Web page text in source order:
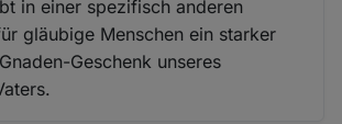
in einer spezifisch anderen
gläubige Menschen ein starker
Geschenk unseres